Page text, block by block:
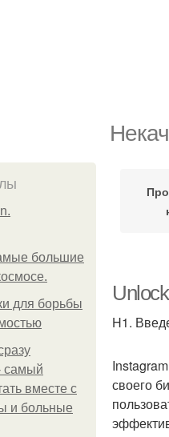
большие
для борьбы
самый
вместе с
и больные
H1.
своего